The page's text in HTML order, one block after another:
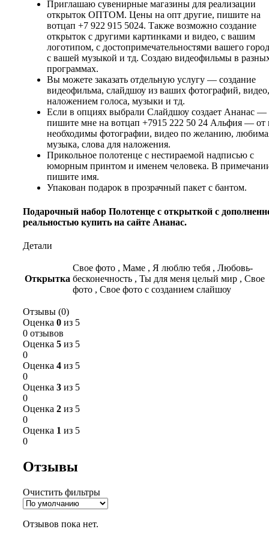
Приглашаю сувенирные магазины для реализации
открыток ОПТОМ. Цены на опт другие, пишите на
вотцап +7 922 915 5024. Также возможно создание
открыток с другими картинками и видео, с вашим
логотипом, с достопримечательностями вашего
с вашей музыкой и тд. Создаю видеофильмы в
программах.
Вы можете заказать отдельную услугу — создание
видеофильма, слайдшоу из ваших фотографий,
наложением голоса, музыки и тд.
Если в опциях выбрали Слайдшоу создает Ананас —
пишите мне на вотцап +7915 222 50 24 Альфия — от
необходимы фотографии, видео по желанию,
музыка, слова для наложения.
Прикольное полотенце с нестираемой надписью с
юморным принтом и именем человека. В
пишите имя.
Упакован подарок в прозрачный пакет с бантом.
Подарочный набор Полотенце с открыткой с
реальностью купить на сайте Ананас.
Детали
Открытка
Свое фото , Маме , Я люблю тебя , Любовь-
бесконечность , Ты для меня целый мир , Свое
фото , Свое фото с созданием слайшоу
Отзывы (0)
Оценка 0 из 5
0 отзывов
Оценка 5 из 5
0
Оценка 4 из 5
0
Оценка 3 из 5
0
Оценка 2 из 5
0
Оценка 1 из 5
0
Отзывы
Очистить фильтры
Отзывов пока нет.